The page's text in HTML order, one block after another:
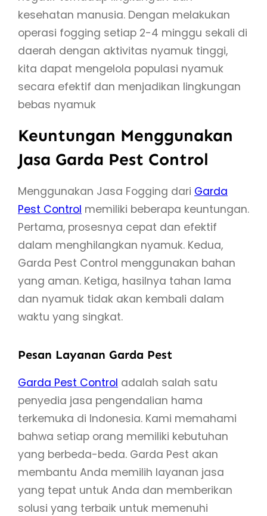
kesehatan manusia. Dengan melakukan
operasi fogging setiap 2-4 minggu sekali di
daerah dengan aktivitas nyamuk tinggi,
kita dapat mengelola populasi nyamuk
secara efektif dan menjadikan lingkungan
bebas nyamuk
Keuntungan Menggunakan
Jasa Garda Pest Control
Menggunakan Jasa Fogging dari Garda
Pest Control memiliki beberapa keuntungan.
Pertama, prosesnya cepat dan efektif
dalam menghilangkan nyamuk. Kedua,
Garda Pest Control menggunakan bahan
yang aman. Ketiga, hasilnya tahan lama
dan nyamuk tidak akan kembali dalam
waktu yang singkat.
Pesan Layanan Garda Pest
Garda Pest Control adalah salah satu
penyedia jasa pengendalian hama
terkemuka di Indonesia. Kami memahami
bahwa setiap orang memiliki kebutuhan
yang berbeda-beda. Garda Pest akan
membantu Anda memilih layanan jasa
yang tepat untuk Anda dan memberikan
solusi yang terbaik untuk memenuhi